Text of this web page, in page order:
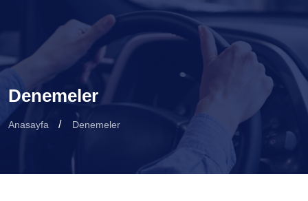
Denemeler
Anasayfa Denemeler